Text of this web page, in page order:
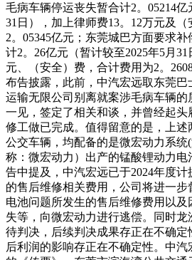
毛病车辆停运丧失暂合计2。05214亿
31日），加上律师费13。12万元及
2。05345亿元；东莞城巴方面要求
计2。26亿元（暂计较至2025年5月
元、（安全）费，合计费用为2。
布告披露，此前，中汽宏远取东莞
运输无限公司别离就案涉毛病车辆的
一见，签定了相关和谈，并曾经起
修工做已完成。值得留意的是，上
公交车辆，均配备的是微宏动力系
称：微宏动力）出产的锰酸锂动力
告中提及，中汽宏远已于2024年度
的售后维修相关费用，公司将进一步
电池问题所发生的售后维修费用以
失等，向微宏动力进行逃偿。同时龙
待判决，后续判决成果存正在不确定
后利润的影响存正在不确定性。中